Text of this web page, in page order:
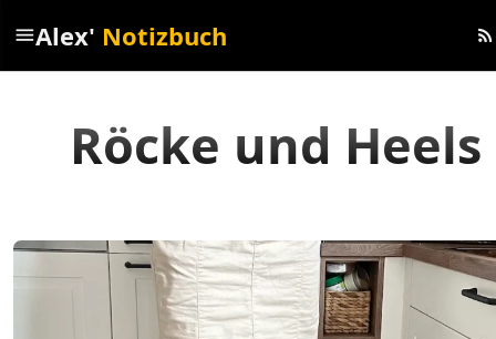
menuAlex' Notizbuch rss_feed
Röcke und Heels